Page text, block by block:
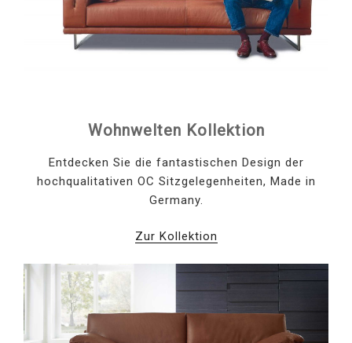
Wohnwelten Kollektion
Entdecken Sie die fantastischen Design der
hochqualitativen OC Sitzgelegenheiten, Made in
Germany.
Zur Kollektion